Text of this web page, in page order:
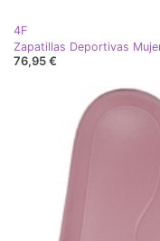
4F
Zapatillas Deportivas
76,95 €